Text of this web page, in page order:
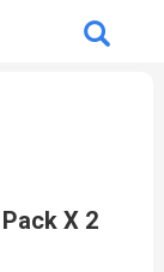
X 2